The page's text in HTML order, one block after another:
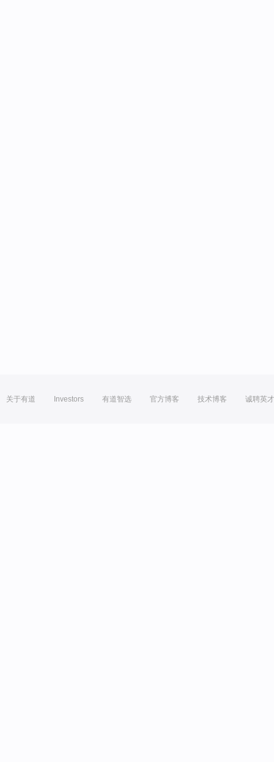
关于有道 Investors 有道智选 官方博客 技术博客 诚聘英才